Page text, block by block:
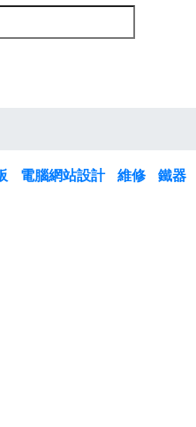
電腦網站設計 維修 鐵器